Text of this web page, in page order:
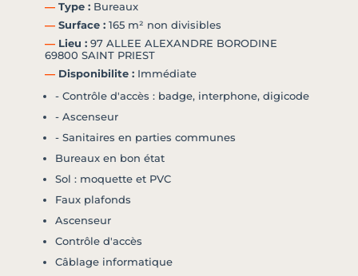
― Type : Bureaux
― Surface : 165 m² non divisibles
― Lieu : 97 ALLEE ALEXANDRE BORODINE
69800 SAINT PRIEST
― Disponibilite : Immédiate
- Contrôle d'accès : badge, interphone, digicode
- Ascenseur
- Sanitaires en parties communes
Bureaux en bon état
Sol : moquette et PVC
Faux plafonds
Ascenseur
Contrôle d'accès
Câblage informatique